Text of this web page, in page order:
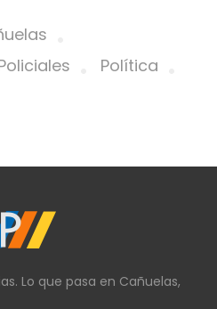
Política
Lo que pasa en Cañuelas,